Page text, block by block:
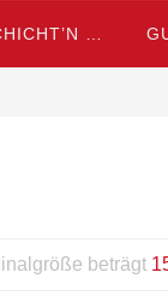
…
beträgt